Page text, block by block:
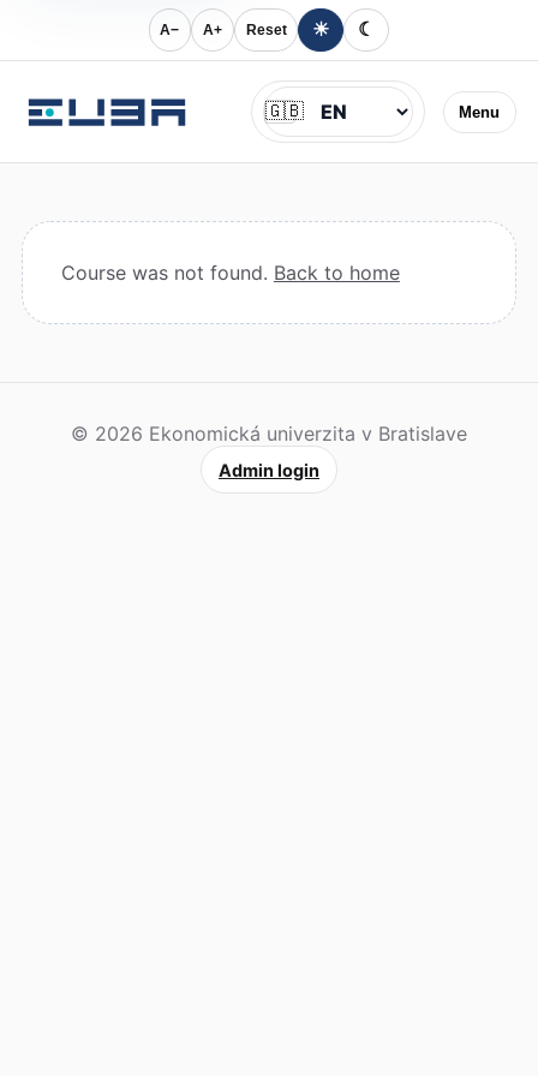
A− A+ Reset ☀ ☾
Menu
Jazyk
🇬🇧
Course was not found. Back to home
© 2026 Ekonomická univerzita v Bratislave
Admin login